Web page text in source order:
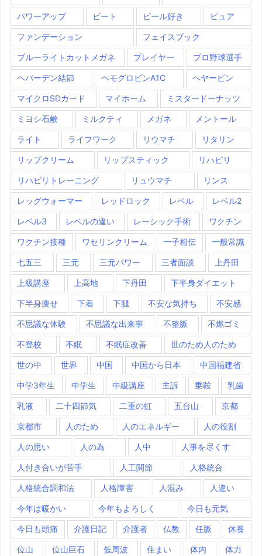
パワーアップ ビート ビール好き ピュア
ファンデーション フェイスブック
ブルーライトカットメガネ プレイヤー プロ野球選手
ヘパーデン結節 ヘモグロビンA1C ヘヤーピン
マイクロSDカード マイホーム ミスタードーナッツ
ミヨシ石鹸 ミルクティ メガネ メントール
ライト ライフワーク リウマチ リタリン
リップクリーム リップスティック リハビリ
リハビリトレーニング リュウマチ リンス
レッグウォーマー レッドロック レベル レベル2
レベル3 レベルの違い レーシック手術 ワクチン
ワクチン接種 ワセリンクリーム 一子相伝 一般常識
七五三 三元 三元パワー 三者面談 上丹田
上級講座 上高地 下丹田 下半身ダイエット
下半身痩せ 下着 下腿 不安な気持ち 不安感
不思議な体験 不思議な出来事 不整脈 不燃ゴミ
不登校 不眠 不眠症改善 世のため人のため
世の中 世界 中国 中国から日本 中国福建省
中学3年生 中学生 中級講座 主訴 乗鞍 乳歯
乳液 二十四節気 二重の虹 五台山 京都
京都市 人のため 人のエネルギー 人の役割
人の思い 人の為 人中 人事を尽くす
人付き合いが苦手 人工関節 人格統合
人格統合調和法 人格障害 人混み 人違い
今年は暖かい 今年もよろしく 今日も元気
今日も頭痛 介護日記 介護者 仏教 任脈 休養
位山 位山巨石 低周波 住まい 体内 体力